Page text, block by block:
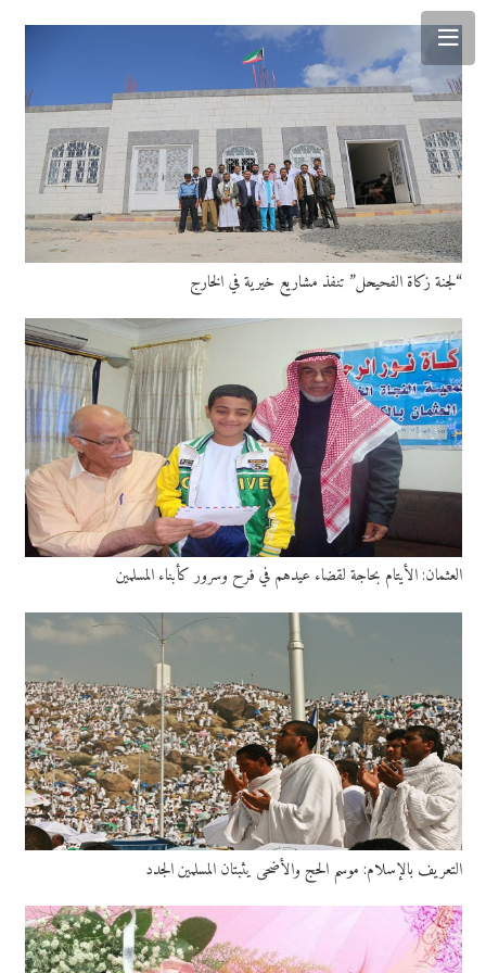
“لجنة زكاة الفحيحل” تنفذ مشاريع خيرية في الخارج
العثمان: الأيتام بحاجة لقضاء عيدهم في فرح وسرور كأبناء المسلمين
التعريف بالإسلام: موسم الحج والأضحى يثبتان المسلمين الجدد